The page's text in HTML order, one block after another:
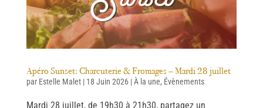
Apéro Sunset: Charcuterie & Fromages – Mardi 28 juillet
par Estelle Malet| 18 Juin 2026|À la une, Évènements
Mardi 28 juillet, de 19h30 à 21h30, partagez un